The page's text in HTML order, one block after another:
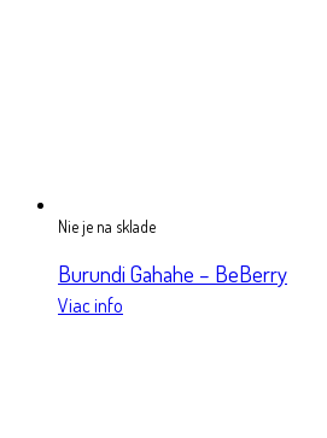
Nie je na sklade
Burundi Gahahe – BeBerry
Viac info